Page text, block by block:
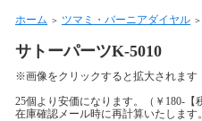
ホーム ＞ ツマミ・バーニアダイヤル ＞
サトーパーツK-5010
※画像をクリックすると拡大されます
25個より安価になります。（￥180-【
在庫確認メール時に再計算いたします